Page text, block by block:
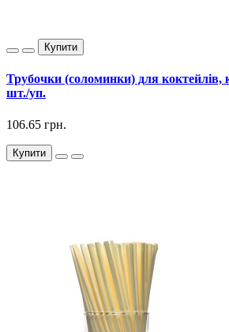
Купити
Трубочки (соломинки) для коктейлів,
шт./уп.
106.65 грн.
Купити